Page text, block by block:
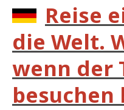
Reise
die Welt.
wenn der